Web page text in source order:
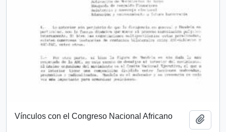
Vínculos con el Congreso Nacional Africano